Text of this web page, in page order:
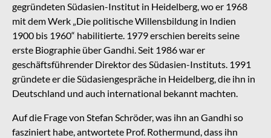
gegründeten Südasien-Institut in Heidelberg, wo er 1968
mit dem Werk „Die politische Willensbildung in Indien
1900 bis 1960“ habilitierte. 1979 erschien bereits seine
erste Biographie über Gandhi. Seit 1986 war er
geschäftsführender Direktor des Südasien-Instituts. 1991
gründete er die Südasiengespräche in Heidelberg, die ihn in
Deutschland und auch international bekannt machten.
Auf die Frage von Stefan Schröder, was ihn an Gandhi so
fasziniert habe, antwortete Prof. Rothermund, dass ihn